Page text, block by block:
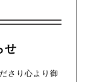
せ
さり心より御